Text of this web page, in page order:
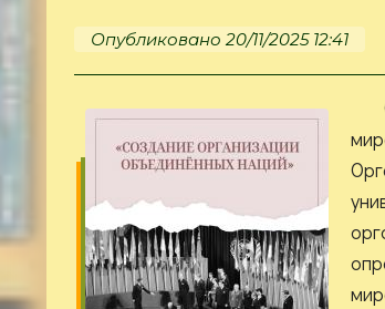
Опубликовано 20/11/2025 12:41